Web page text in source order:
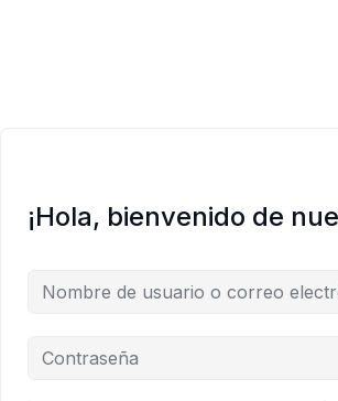
¡Hola, bienvenido de